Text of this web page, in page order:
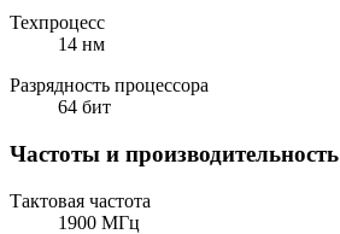
Техпроцесс
14 нм
Разрядность процессора
64 бит
Частоты и производительность
Тактовая частота
1900 МГц